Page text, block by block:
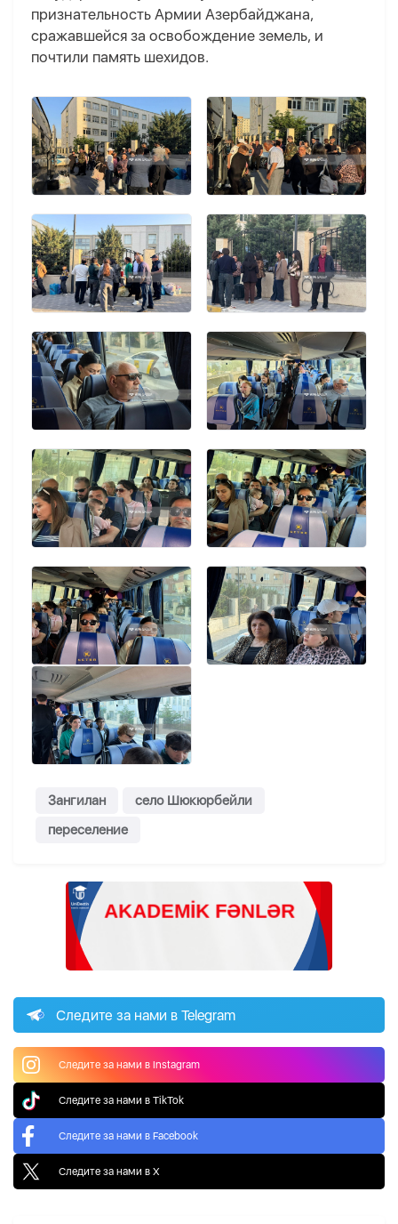
признательность Армии Азербайджана,
сражавшейся за освобождение земель, и
почтили память шехидов.
Зангилан
село Шюкюрбейли
переселение
Следите за нами в Telegram
Следите за нами в Instagram
Следите за нами в TikTok
Следите за нами в Facebook
Следите за нами в X